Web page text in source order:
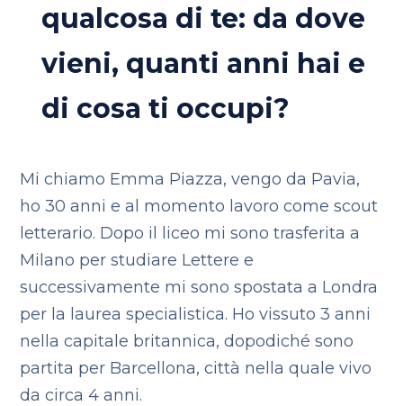
qualcosa di te: da dove
vieni, quanti anni hai e
di cosa ti occupi?
Mi chiamo Emma Piazza, vengo da Pavia,
ho 30 anni e al momento lavoro come scout
letterario. Dopo il liceo mi sono trasferita a
Milano per studiare Lettere e
successivamente mi sono spostata a Londra
per la laurea specialistica. Ho vissuto 3 anni
nella capitale britannica, dopodiché sono
partita per Barcellona, città nella quale vivo
da circa 4 anni.